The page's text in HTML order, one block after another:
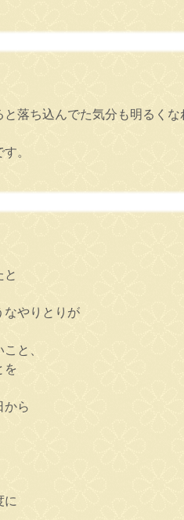
落ち込んでた気分も明るく
。
なやりとりが
と、
を
から
に